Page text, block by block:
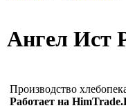
Ангел Ист
Производство
Работает на